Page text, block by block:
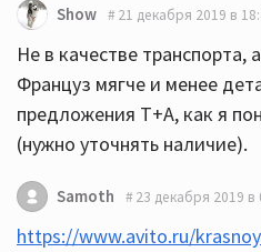
Show 21 декабря 2019 в
Не в качестве транспорта,
Француз мягче и менее
предложения T+A, как я
(нужно уточнять наличие).
Samoth 23 декабря 2019 в
https://www.avito.ru/